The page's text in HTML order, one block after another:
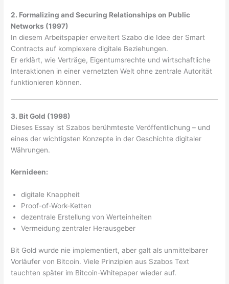
2. Formalizing and Securing Relationships on Public
Networks (1997)
In diesem Arbeitspapier erweitert Szabo die Idee der Smart
Contracts auf komplexere digitale Beziehungen.
Er erklärt, wie Verträge, Eigentumsrechte und wirtschaftliche
Interaktionen in einer vernetzten Welt ohne zentrale Autorität
funktionieren können.
3. Bit Gold (1998)
Dieses Essay ist Szabos berühmteste Veröffentlichung – und
eines der wichtigsten Konzepte in der Geschichte digitaler
Währungen.
Kernideen:
digitale Knappheit
Proof-of-Work-Ketten
dezentrale Erstellung von Werteinheiten
Vermeidung zentraler Herausgeber
Bit Gold wurde nie implementiert, aber galt als unmittelbarer
Vorläufer von Bitcoin. Viele Prinzipien aus Szabos Text
tauchten später im Bitcoin-Whitepaper wieder auf.